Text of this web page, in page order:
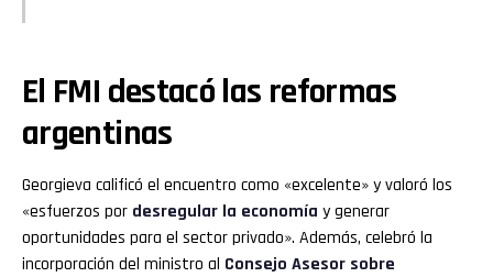
El FMI destacó las reformas
argentinas
Georgieva calificó el encuentro como «excelente» y valoró los
«esfuerzos por desregular la economía y generar
oportunidades para el sector privado». Además, celebró la
incorporación del ministro al Consejo Asesor sobre